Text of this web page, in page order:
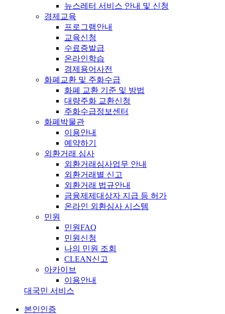
뉴스레터 서비스 안내 및 신청
경제교육
프로그램안내
교육신청
수료증발급
온라인학습
경제용어사전
화폐교환 및 주화수급
화폐 교환 기준 및 방법
대량주화 교환신청
주화수급정보센터
화폐박물관
이용안내
예약하기
외환거래 심사
외환거래심사업무 안내
외환거래별 신고
외환거래 법규안내
금융제제대상자 지급 등 허가
온라인 외환심사 시스템
민원
민원FAQ
민원신청
나의 민원 조회
CLEAN신고
아카이브
이용안내
대국민 서비스
본인인증